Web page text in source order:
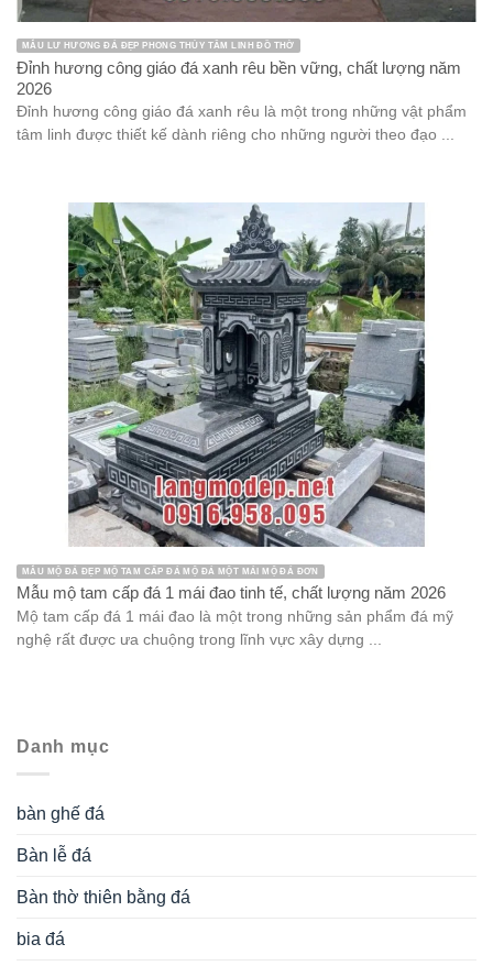
MẪU LƯ HƯƠNG ĐÁ ĐẸP PHONG THỦY TÂM LINH ĐỒ THỜ
Đỉnh hương công giáo đá xanh rêu bền vững, chất lượng năm
2026
Đỉnh hương công giáo đá xanh rêu là một trong những vật phẩm
tâm linh được thiết kế dành riêng cho những người theo đạo ...
MẪU MỘ ĐÁ ĐẸP MỘ TAM CẤP ĐÁ MỘ ĐÁ MỘT MÁI MỘ ĐÁ ĐƠN
Mẫu mộ tam cấp đá 1 mái đao tinh tế, chất lượng năm 2026
Mộ tam cấp đá 1 mái đao là một trong những sản phẩm đá mỹ
nghệ rất được ưa chuộng trong lĩnh vực xây dựng ...
Danh mục
bàn ghế đá
Bàn lễ đá
Bàn thờ thiên bằng đá
bia đá